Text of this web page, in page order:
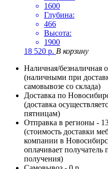
1600
Глубина:
466
Высота:
1900
18 520 р. В корзину
Наличная/безналичная
(наличными при
самовывозе со склада)
Доставка по
(доставка
пятницам)
Отправка в регионы -
(стоимость доставки
компании в
оплачивает получатель
получения)